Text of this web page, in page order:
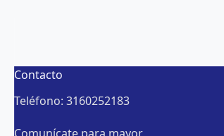
Contacto
Teléfono: 3160252183